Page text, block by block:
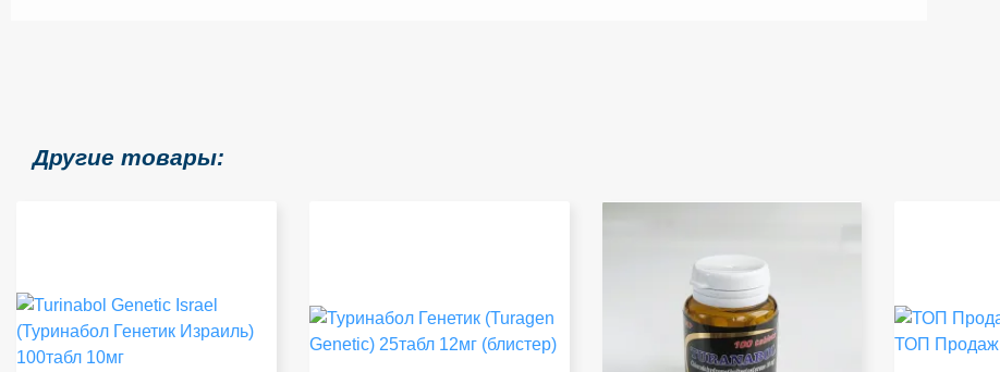
Другие товары:
ТОП Продаж